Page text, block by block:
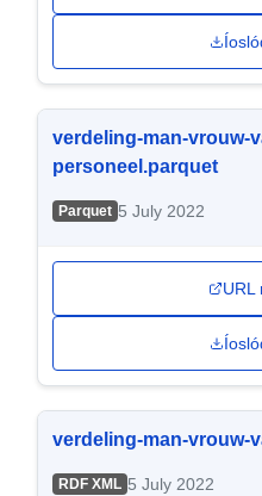
verdeling-man-vrouw-
personeel.parquet
Parquet 5 July 2022
URL
verdeling-man-vrouw-
RDF XML 5 July 2022